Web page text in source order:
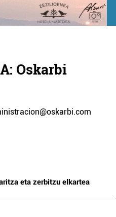
Oskarbi
eta zerbitzu elkartea